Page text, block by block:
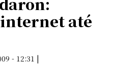
até
- 12:31 |